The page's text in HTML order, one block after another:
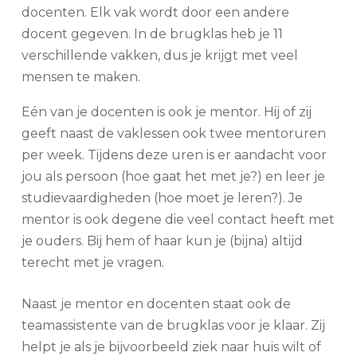
docenten. Elk vak wordt door een andere
docent gegeven. In de brugklas heb je 11
verschillende vakken, dus je krijgt met veel
mensen te maken.
Eén van je docenten is ook je mentor. Hij of zij
geeft naast de vaklessen ook twee mentoruren
per week. Tijdens deze uren is er aandacht voor
jou als persoon (hoe gaat het met je?) en leer je
studievaardigheden (hoe moet je leren?). Je
mentor is ook degene die veel contact heeft met
je ouders. Bij hem of haar kun je (bijna) altijd
terecht met je vragen.
Naast je mentor en docenten staat ook de
teamassistente van de brugklas voor je klaar. Zij
helpt je als je bijvoorbeeld ziek naar huis wilt of